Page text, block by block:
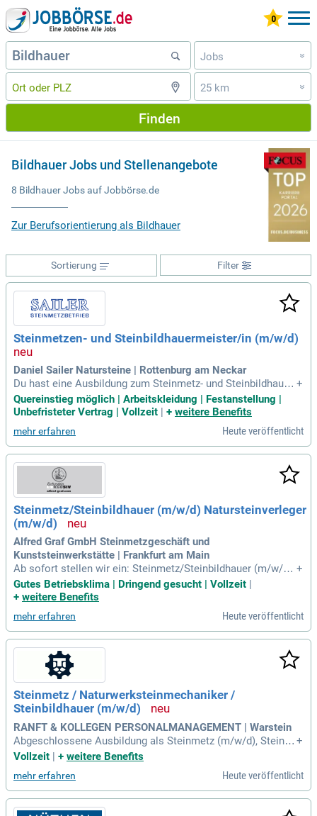
Jobs »
25 km »
Finden
Bildhauer Jobs und Stellenangebote
8 Bildhauer Jobs auf Jobbörse.de
Zur Berufsorientierung als Bildhauer
Filter
Sortierung
Steinmetzen- und Steinbildhauermeister/in (m/w/d)
Daniel Sailer Natursteine | Rottenburg am Neckar
Du hast eine Ausbildung zum Steinmetz- und Steinbildhauer
(m/w/d) abgeschlossen oder hast eine bauhandwerkliche B
erufsausbildung absolviert; Du bist Quereinsteiger (m/w/d)
mit Berufserfahrung im Handwerk; Du hast Erfahrung im Um
gang mit Maschinen (CAD-Kenntnisse
+
Quereinstieg möglich | Arbeitskleidung | Festanstellung |
Unbefristeter Vertrag | Vollzeit | + weitere Benefits
mehr erfahren Heute veröffentlicht
Steinmetz/Steinbildhauer (m/w/d) Natursteinverleger
(m/w/d)
Alfred Graf GmbH Steinmetzgeschäft und
Kunststeinwerkstätte | Frankfurt am Main
Ab sofort stellen wir ein: Steinmetz/Steinbildhauer (m/w/d)
Natursteinverleger (m/w/d): Verarbeitung von Natursteinen,
Quarzkompositen und Keramik mit höchster Präzision; Ums
eich; Arbeit nach Maß
+
Gutes Betriebsklima | Dringend gesucht | Vollzeit
+ weitere Benefits
mehr erfahren Heute veröffentlicht
Steinmetz / Naturwerksteinmechaniker /
Steinbildhauer (m/w/d)
RANFT & KOLLEGEN PERSONALMANAGEMENT | Warstein
Abgeschlossene Ausbildung als Steinmetz (m/w/d), Steinbil
dhauer (m/w/d), Naturwerksteinmechaniker (m/w/d) oder ei
rung in der Natursteinbearbeitung oder einem vergleichbare
n handwerklichen Beruf
+
Vollzeit | + weitere Benefits
mehr erfahren Heute veröffentlicht